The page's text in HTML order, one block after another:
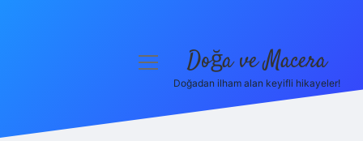
menüyü Doğa ve Macera
Doğadan ilham alan keyifli hikayeler!